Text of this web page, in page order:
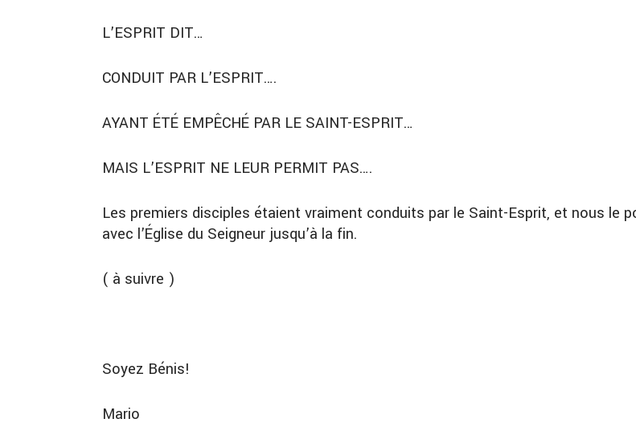
L’ESPRIT DIT…
CONDUIT PAR L’ESPRIT….
AYANT ÉTÉ EMPÊCHÉ PAR LE SAINT-ESPRIT…
MAIS L’ESPRIT NE LEUR PERMIT PAS….
Les premiers disciples étaient vraiment conduits par le Saint-Esprit, et nous le
avec l’Église du Seigneur jusqu’à la fin.
( à suivre )
Soyez Bénis!
Mario